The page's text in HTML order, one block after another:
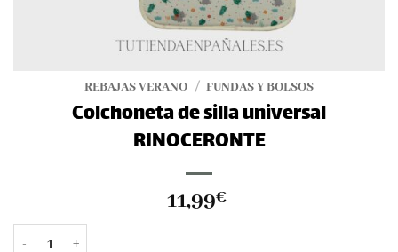
REBAJAS VERANO / FUNDAS Y BOLSOS
Colchoneta de silla universal
RINOCERONTE
11,99€